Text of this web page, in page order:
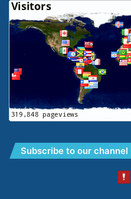
Subscribe to our channel